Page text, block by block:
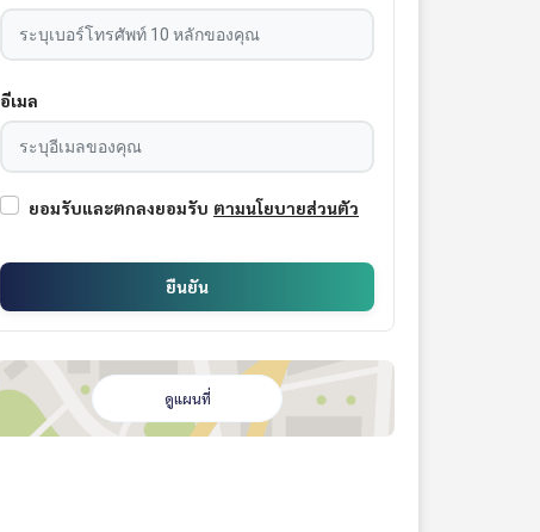
อีเมล
ยอมรับและตกลงยอมรับ ตามนโยบายส่วนตัว
ยืนยัน
ดูแผนที่